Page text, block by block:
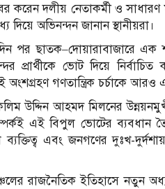
করেন দলীয় নেতাকর্মী ও
অভিনন্দন জানান স্থানীয়রা।
পর ছাতক–দোয়ারাবাজারে এক
প্রার্থীকে ভোট দিয়ে
গণতান্ত্রিক চর্চাকে আরও
উদ্দিন আহমদ মিলনের
এই বিপুল ভোটের ব্যবধান
এবং জনগণের দুঃখ-
রাজনৈতিক ইতিহাসে নতুন